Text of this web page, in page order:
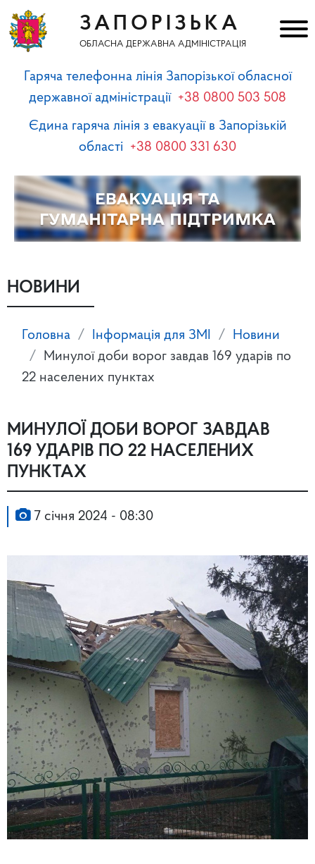
ЗАПОРІЗЬКА
ОБЛАСНА ДЕРЖАВНА АДМІНІСТРАЦІЯ
Гаряча телефонна лінія Запорізької обласної
державної адміністрації +38 0800 503 508
Єдина гаряча лінія з евакуації в Запорізькій
області +38 0800 331 630
НОВИНИ
Головна Інформація для ЗМІ
Новини
Минулої доби ворог завдав 169 ударів по
22 населених пунктах
МИНУЛОЇ ДОБИ ВОРОГ ЗАВДАВ
169 УДАРІВ ПО 22 НАСЕЛЕНИХ
ПУНКТАХ
7 січня 2024 - 08:30